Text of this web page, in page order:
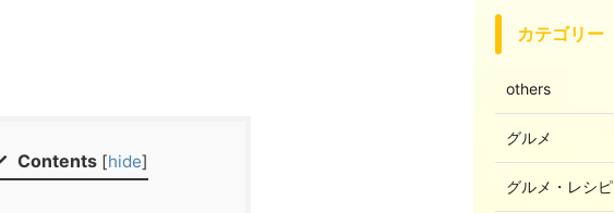
Contents [hide]
カテゴリー
others
グルメ
グルメ・レシピ